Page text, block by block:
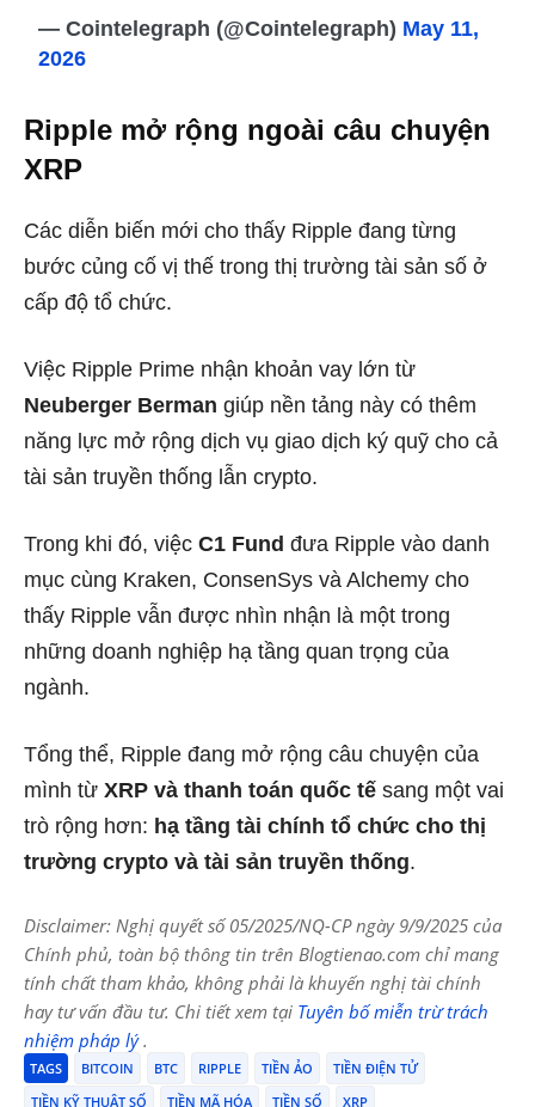
— Cointelegraph (@Cointelegraph) May 11,
2026
Ripple mở rộng ngoài câu chuyện
XRP
Các diễn biến mới cho thấy Ripple đang từng
bước củng cố vị thế trong thị trường tài sản số ở
cấp độ tổ chức.
Việc Ripple Prime nhận khoản vay lớn từ
Neuberger Berman giúp nền tảng này có thêm
năng lực mở rộng dịch vụ giao dịch ký quỹ cho cả
tài sản truyền thống lẫn crypto.
Trong khi đó, việc C1 Fund đưa Ripple vào danh
mục cùng Kraken, ConsenSys và Alchemy cho
thấy Ripple vẫn được nhìn nhận là một trong
những doanh nghiệp hạ tầng quan trọng của
ngành.
Tổng thể, Ripple đang mở rộng câu chuyện của
mình từ XRP và thanh toán quốc tế sang một vai
trò rộng hơn: hạ tầng tài chính tổ chức cho thị
trường crypto và tài sản truyền thống.
Disclaimer: Nghị quyết số 05/2025/NQ-CP ngày 9/9/2025 của
Chính phủ, toàn bộ thông tin trên Blogtienao.com chỉ mang
tính chất tham khảo, không phải là khuyến nghị tài chính
hay tư vấn đầu tư. Chi tiết xem tại Tuyên bố miễn trừ trách
nhiệm pháp lý.
TAGS BITCOIN BTC RIPPLE TIỀN ẢO
TIỀN ĐIỆN TỬ
TIỀN KỸ THUẬT SỐ
TIỀN MÃ HÓA TIỀN SỐ XRP